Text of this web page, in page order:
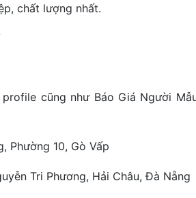
chất lượng nhất.
cũng như Báo Giá Người
Phường 10, Gò Vấp
Tri Phương, Hải Châu, Đà Nẵng